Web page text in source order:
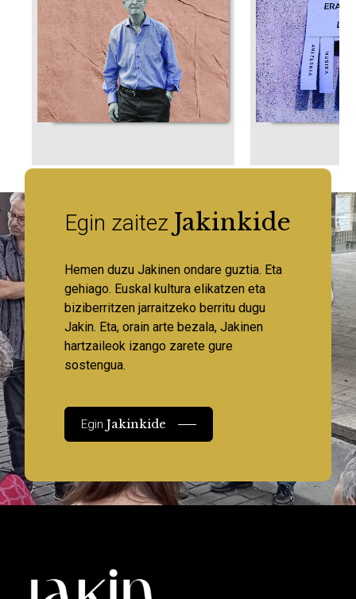
Egin zaitez Jakinkide
Hemen duzu Jakinen ondare guztia. Eta
gehiago. Euskal kultura elikatzen eta
biziberritzen jarraitzeko berritu dugu
Jakin. Eta, orain arte bezala, Jakinen
hartzaileok izango zarete gure
sostengua.
EginJakinkide